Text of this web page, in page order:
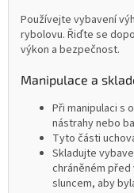
Používejte vybavení
rybolovu. Řiďte se
výkon a bezpečnost.
Manipulace a
Při manipulaci s
nástrahy nebo
Tyto části
Skladujte
chráněném
sluncem, aby